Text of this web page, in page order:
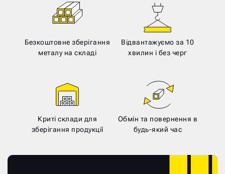
Безкоштовне зберігання
металу на складі
Відвантажуємо за 10
хвилин і без черг
Криті склади для
зберігання продукції
Обмін та повернення в
будь-який час